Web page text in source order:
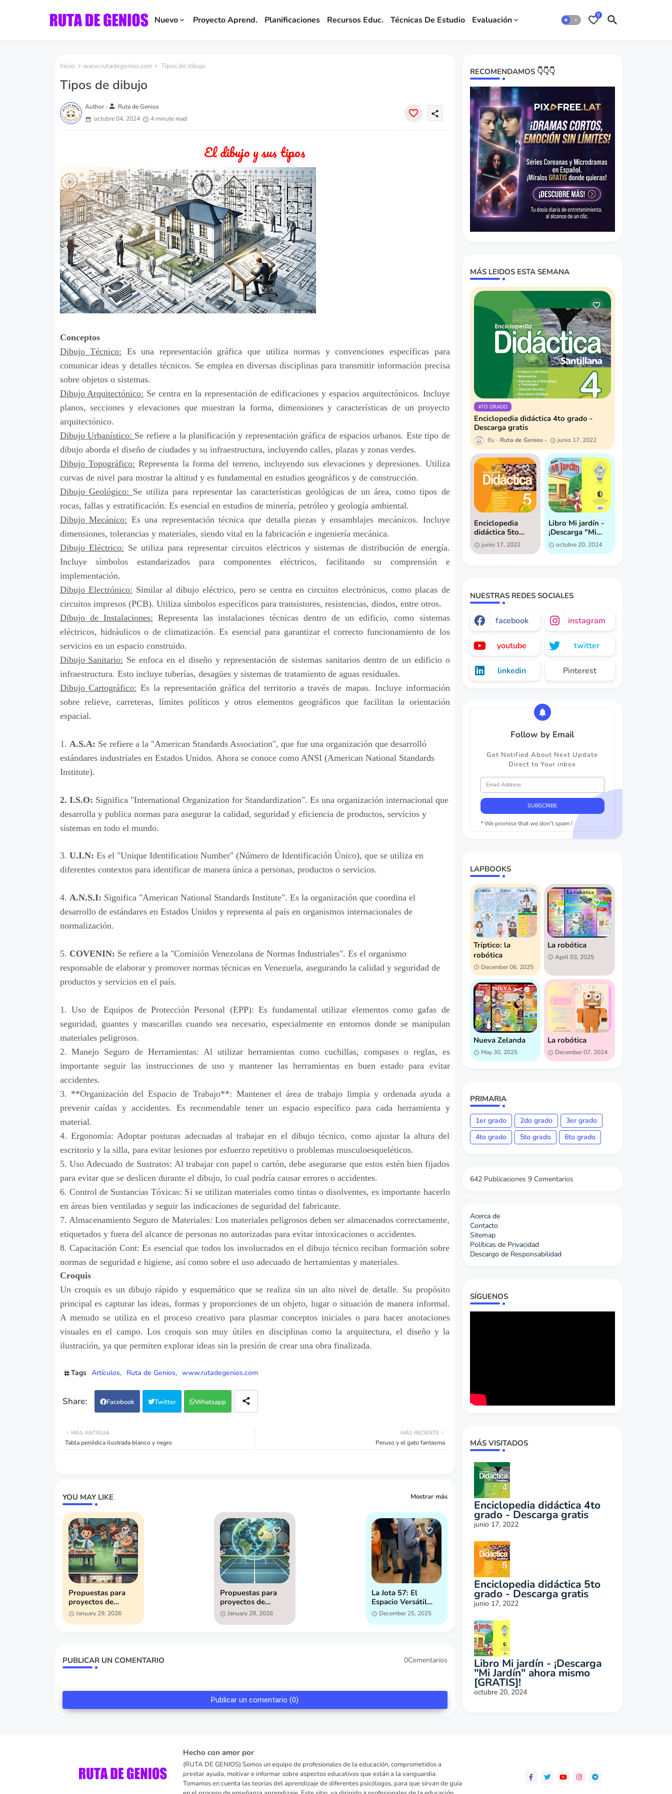
Nuevo Proyecto Aprend. Planificaciones Recursos Educ. Técnicas De Estudio Evaluación 0
Inicio www.rutadegenios.com Tipos de dibujo
Tipos de dibujo
Author -person Ruta de Genios
octubre 04, 2024
4 minute read
share
El dibujo y sus tipos
Conceptos
Dibujo Técnico: Es una representación gráfica que utiliza normas y convenciones específicas para
comunicar ideas y detalles técnicos. Se emplea en diversas disciplinas para transmitir información precisa
sobre objetos o sistemas.
Dibujo Arquitectónico: Se centra en la representación de edificaciones y espacios arquitectónicos. Incluye
planos, secciones y elevaciones que muestran la forma, dimensiones y características de un proyecto
arquitectónico.
Dibujo Urbanístico: Se refiere a la planificación y representación gráfica de espacios urbanos. Este tipo de
dibujo aborda el diseño de ciudades y su infraestructura, incluyendo calles, plazas y zonas verdes.
Dibujo Topográfico: Representa la forma del terreno, incluyendo sus elevaciones y depresiones. Utiliza
curvas de nivel para mostrar la altitud y es fundamental en estudios geográficos y de construcción.
Dibujo Geológico: Se utiliza para representar las características geológicas de un área, como tipos de
rocas, fallas y estratificación. Es esencial en estudios de minería, petróleo y geología ambiental.
Dibujo Mecánico: Es una representación técnica que detalla piezas y ensamblajes mecánicos. Incluye
dimensiones, tolerancias y materiales, siendo vital en la fabricación e ingeniería mecánica.
Dibujo Eléctrico: Se utiliza para representar circuitos eléctricos y sistemas de distribución de energía.
Incluye símbolos estandarizados para componentes eléctricos, facilitando su comprensión e
implementación.
Dibujo Electrónico: Similar al dibujo eléctrico, pero se centra en circuitos electrónicos, como placas de
circuitos impresos (PCB). Utiliza símbolos específicos para transistores, resistencias, diodos, entre otros.
Dibujo de Instalaciones: Representa las instalaciones técnicas dentro de un edificio, como sistemas
eléctricos, hidráulicos o de climatización. Es esencial para garantizar el correcto funcionamiento de los
servicios en un espacio construido.
Dibujo Sanitario: Se enfoca en el diseño y representación de sistemas sanitarios dentro de un edificio o
infraestructura. Esto incluye tuberías, desagües y sistemas de tratamiento de aguas residuales.
Dibujo Cartográfico: Es la representación gráfica del territorio a través de mapas. Incluye información
sobre relieve, carreteras, límites políticos y otros elementos geográficos que facilitan la orientación
espacial.
1. A.S.A: Se refiere a la "American Standards Association", que fue una organización que desarrolló
estándares industriales en Estados Unidos. Ahora se conoce como ANSI (American National Standards
Institute).
2. I.S.O: Significa "International Organization for Standardization". Es una organización internacional que
desarrolla y publica normas para asegurar la calidad, seguridad y eficiencia de productos, servicios y
sistemas en todo el mundo.
3. U.I.N: Es el "Unique Identification Number" (Número de Identificación Único), que se utiliza en
diferentes contextos para identificar de manera única a personas, productos o servicios.
4. A.N.S.I: Significa "American National Standards Institute". Es la organización que coordina el
desarrollo de estándares en Estados Unidos y representa al país en organismos internacionales de
normalización.
5. COVENIN: Se refiere a la "Comisión Venezolana de Normas Industriales". Es el organismo
responsable de elaborar y promover normas técnicas en Venezuela, asegurando la calidad y seguridad de
productos y servicios en el país.
1. Uso de Equipos de Protección Personal (EPP): Es fundamental utilizar elementos como gafas de
seguridad, guantes y mascarillas cuando sea necesario, especialmente en entornos donde se manipulan
materiales peligrosos.
2. Manejo Seguro de Herramientas: Al utilizar herramientas como cuchillas, compases o reglas, es
importante seguir las instrucciones de uso y mantener las herramientas en buen estado para evitar
accidentes.
3. **Organización del Espacio de Trabajo**: Mantener el área de trabajo limpia y ordenada ayuda a
prevenir caídas y accidentes. Es recomendable tener un espacio específico para cada herramienta y
material.
4. Ergonomía: Adoptar posturas adecuadas al trabajar en el dibujo técnico, como ajustar la altura del
escritorio y la silla, para evitar lesiones por esfuerzo repetitivo o problemas musculoesqueléticos.
5. Uso Adecuado de Sustratos: Al trabajar con papel o cartón, debe asegurarse que estos estén bien fijados
para evitar que se deslicen durante el dibujo, lo cual podría causar errores o accidentes.
6. Control de Sustancias Tóxicas: Si se utilizan materiales como tintas o disolventes, es importante hacerlo
en áreas bien ventiladas y seguir las indicaciones de seguridad del fabricante.
7. Almacenamiento Seguro de Materiales: Los materiales peligrosos deben ser almacenados correctamente,
etiquetados y fuera del alcance de personas no autorizadas para evitar intoxicaciones o accidentes.
8. Capacitación Cont: Es esencial que todos los involucrados en el dibujo técnico reciban formación sobre
normas de seguridad e higiene, así como sobre el uso adecuado de herramientas y materiales.
Croquis
Un croquis es un dibujo rápido y esquemático que se realiza sin un alto nivel de detalle. Su propósito
principal es capturar las ideas, formas y proporciones de un objeto, lugar o situación de manera informal.
A menudo se utiliza en el proceso creativo para plasmar conceptos iniciales o para hacer anotaciones
visuales en el campo. Los croquis son muy útiles en disciplinas como la arquitectura, el diseño y la
ilustración, ya que permiten explorar ideas sin la presión de crear una obra finalizada.
Tags Artículos Ruta de Genios www.rutadegenios.com
Facebook Twitter Whatsapp
MÁS RECIENTE
Peruso y el gato fantasma
MÁS ANTIGUA
Tabla periódica ilustrada blanco y negro
YOU MAY LIKE Mostrar más
Propuestas para
proyectos de
ciencia (primaria):
La ciencia en mi
January 29, 2026
Propuestas para
proyectos de
ciencia (primaria):
La ciencia y el tenis.
January 29, 2026
La Jota 57: El
Espacio Versátil
que Tu Evento
Merece en el
December 25, 2025
PUBLICAR UN COMENTARIO 0Comentarios
Publicar un comentario (0)
RECOMENDAMOS 👇👇👇
MÁS LEIDOS ESTA SEMANA
4TO GRADO
Enciclopedia didáctica 4to grado -
Descarga gratis
Ruta de Genios junio 17, 2022
Enciclopedia
didáctica 5to
grado - Descarga
gratis
junio 17, 2022
Libro Mi jardín -
¡Descarga "Mi
Jardín" ahora
mismo [GRATIS]!
octubre 20, 2024
NUESTRAS REDES SOCIALES
facebook instagram
youtube twitter
linkedin Pinterest
Follow by Email
Get Notified About Next Update
Direct to Your inbox
* We promise that we don't spam !
LAPBOOKS
Tríptico: la
robótica
December 06, 2025
La robótica
April 03, 2025
Nueva Zelanda
May 30, 2025
La robótica
December 07, 2024
PRIMARIA
1er grado 2do grado
3er grado
4to grado
5to grado 6to grado
642 Publicaciones 9 Comentarios
Acerca de
Contacto
Sitemap
Políticas de Privacidad
Descargo de Responsabilidad
SÍGUENOS
MÁS VISITADOS
Enciclopedia didáctica 4to
grado - Descarga gratis
junio 17, 2022
Enciclopedia didáctica 5to
grado - Descarga gratis
junio 17, 2022
Libro Mi jardín - ¡Descarga
"Mi Jardín" ahora mismo
[GRATIS]!
octubre 20, 2024
Hecho con amor por
(RUTA DE GENIOS) Somos un equipo de profesionales de la educación, comprometidos a
prestar ayuda, motivar e informar sobre aspectos educativos que están a la vanguardia.
Tomamos en cuenta las teorías del aprendizaje de diferentes psicólogos, para que sirvan de guía